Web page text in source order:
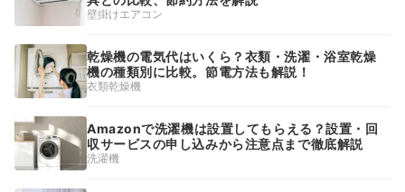
壁掛けエアコン
乾燥機の電気代はいくら？衣類・洗濯・浴室乾燥
機の種類別に比較。節電方法も解説！
衣類乾燥機
Amazonで洗濯機は設置してもらえる？設置・回
収サービスの申し込みから注意点まで徹底解説
洗濯機